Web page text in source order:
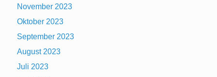
November 2023
Oktober 2023
September 2023
August 2023
Juli 2023